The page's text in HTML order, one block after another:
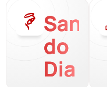
Santo
do
Dia